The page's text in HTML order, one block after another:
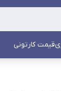
قیمت کارتونی